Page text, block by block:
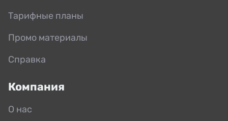
Тарифные планы
Промо материалы
Справка
Компания
О нас